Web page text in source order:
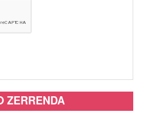
ZERRENDA